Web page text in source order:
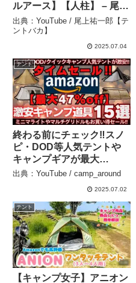
ルアース】【人柱】 – 尾上
祐一郎【テントバカ】
出典：YouTube / 尾上祐一郎【テ
ントバカ】
2025.07.04
テント
終わる前にチェック‼️スノ
ピ・DOD等人気テントや
キャンプギアが最大
47%OFF‼️【Amazonタイ
出典：YouTube / camp_around
2025.07.02
テント
【キャンプ女子】アニオン